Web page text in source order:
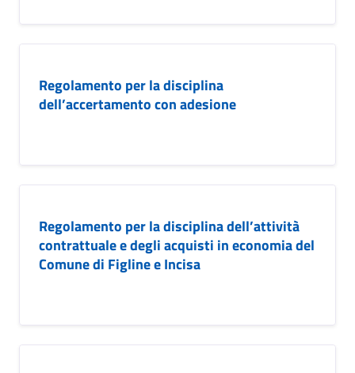
Regolamento per la disciplina
dell’accertamento con adesione
Regolamento per la disciplina dell’attività
contrattuale e degli acquisti in economia del
Comune di Figline e Incisa